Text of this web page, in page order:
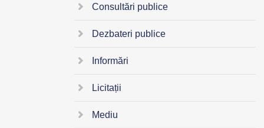
Consultări publice
Dezbateri publice
Informări
Licitații
Mediu